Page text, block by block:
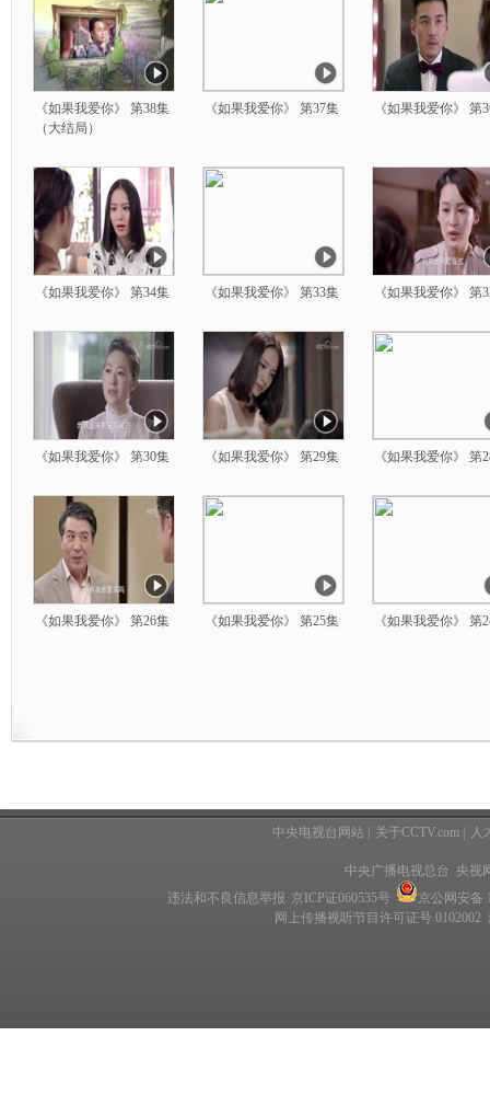
《如果我爱你》 第38集
（大结局）
《如果我爱你》 第37集 《如果我爱你》 第
《如果我爱你》 第34集 《如果我爱你》 第33集 《如果我爱你》 第
《如果我爱你》 第30集 《如果我爱你》 第29集 《如果我爱你》 第
《如果我爱你》 第26集 《如果我爱你》 第25集 《如果我爱你》 第
中央电视台网站 关于CCTV.com 人
中央广播电视总台 央视
违法和不良信息举报 京ICP证060535号
京公网安备
网上传播视听节目许可证号 0102002